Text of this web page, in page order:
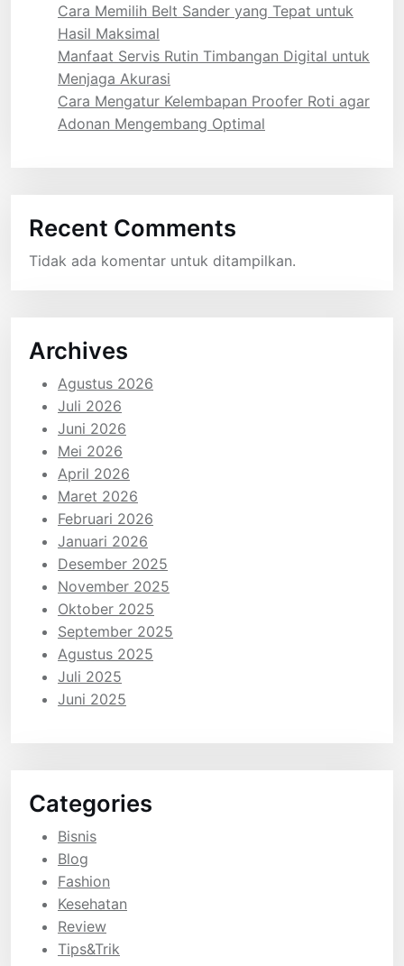
Cara Memilih Belt Sander yang Tepat untuk
Hasil Maksimal
Manfaat Servis Rutin Timbangan Digital untuk
Menjaga Akurasi
Cara Mengatur Kelembapan Proofer Roti agar
Adonan Mengembang Optimal
Recent Comments
Tidak ada komentar untuk ditampilkan.
Archives
Agustus 2026
Juli 2026
Juni 2026
Mei 2026
April 2026
Maret 2026
Februari 2026
Januari 2026
Desember 2025
November 2025
Oktober 2025
September 2025
Agustus 2025
Juli 2025
Juni 2025
Categories
Bisnis
Blog
Fashion
Kesehatan
Review
Tips&Trik